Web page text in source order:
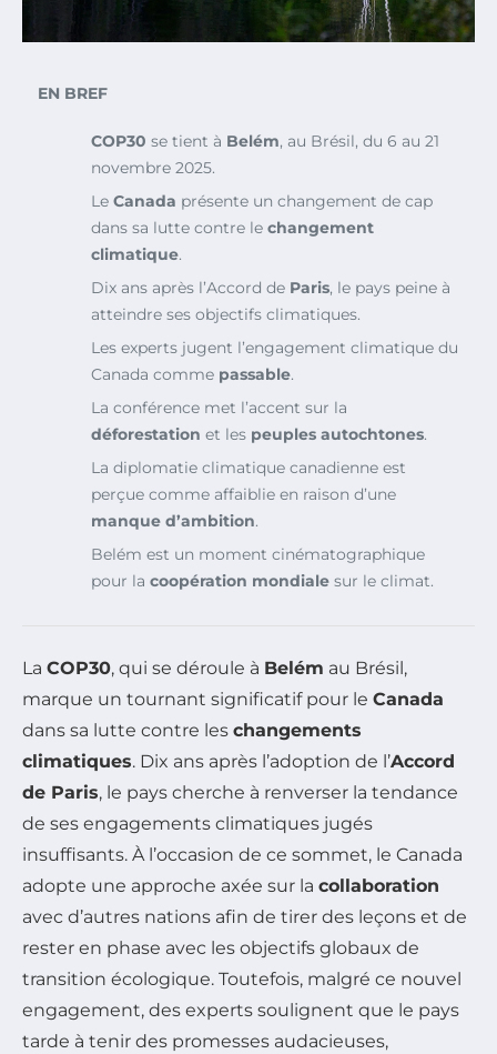
EN BREF
COP30 se tient à Belém, au Brésil, du 6 au 21
novembre 2025.
Le Canada présente un changement de cap
dans sa lutte contre le changement
climatique.
Dix ans après l’Accord de Paris, le pays peine à
atteindre ses objectifs climatiques.
Les experts jugent l’engagement climatique du
Canada comme passable.
La conférence met l’accent sur la
déforestation et les peuples autochtones.
La diplomatie climatique canadienne est
perçue comme affaiblie en raison d’une
manque d’ambition.
Belém est un moment cinématographique
pour la coopération mondiale sur le climat.
La COP30, qui se déroule à Belém au Brésil,
marque un tournant significatif pour le Canada
dans sa lutte contre les changements
climatiques. Dix ans après l’adoption de l’Accord
de Paris, le pays cherche à renverser la tendance
de ses engagements climatiques jugés
insuffisants. À l’occasion de ce sommet, le Canada
adopte une approche axée sur la collaboration
avec d’autres nations afin de tirer des leçons et de
rester en phase avec les objectifs globaux de
transition écologique. Toutefois, malgré ce nouvel
engagement, des experts soulignent que le pays
tarde à tenir des promesses audacieuses,